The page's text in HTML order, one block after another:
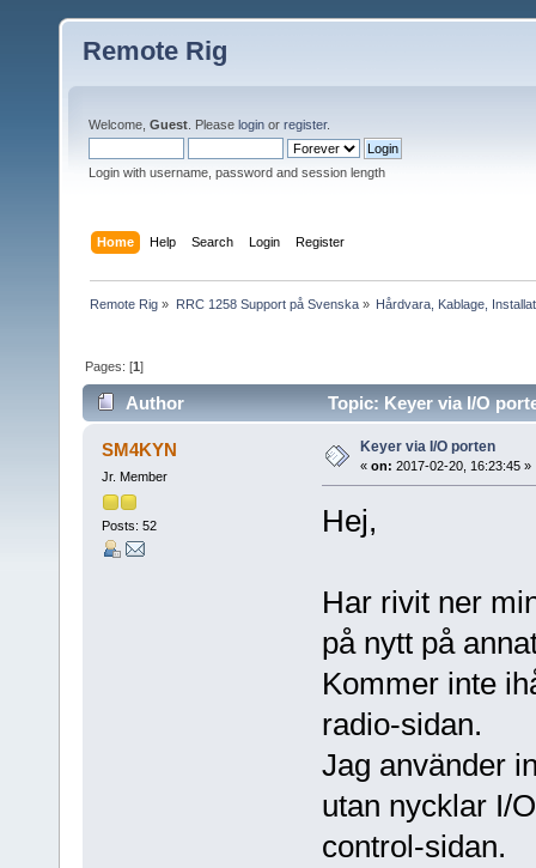
Remote Rig
Welcome, Guest . Please login or register.
Login with username, password and session length
Home Help Search Login Register
Remote Rig » RRC 1258 Support på Svenska» Hårdvara, Kablage,
Pages: [1]
Author Topic: Keyer via I/O
SM4KYN
Jr. Member
Posts: 52
Keyer via I/O porten
« on: 2017-02-20, 16:23:45 »
Hej,
Har rivit ner
på nytt på
Kommer inte
radio-sidan.
Jag använder
utan nycklar I/
control-sidan.